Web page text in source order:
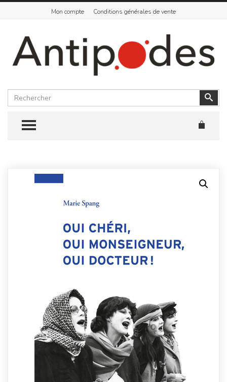
Mon compte Conditions générales de vente
Rechercher
TOGGLE MENU